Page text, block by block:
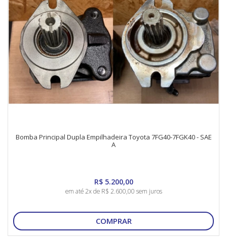
Bomba Principal Dupla Empilhadeira Toyota 7FG40-7FGK40 - SAE
A
R$ 5.200,00
em até 2x de R$ 2.600,00 sem juros
COMPRAR